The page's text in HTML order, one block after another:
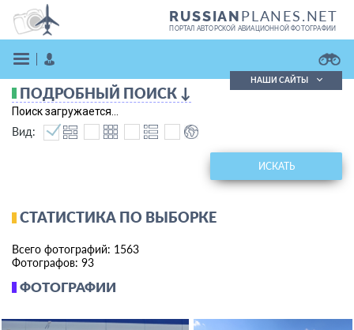
RUSSIANPLANES.NET
ПОРТАЛ АВТОРСКОЙ АВИАЦИОННОЙ ФОТОГРАФИИ
Поиск в реестре
Кратко
Подробно
НАШИ САЙТЫ
ФОТОГРАФИИ
ПОДРОБНЫЙ ПОИСК ↓
Поиск загружается...
Вид:
ИСКАТЬ
СТАТИСТИКА ПО ВЫБОРКЕ
Всего фотографий: 1563
Фотографов: 93